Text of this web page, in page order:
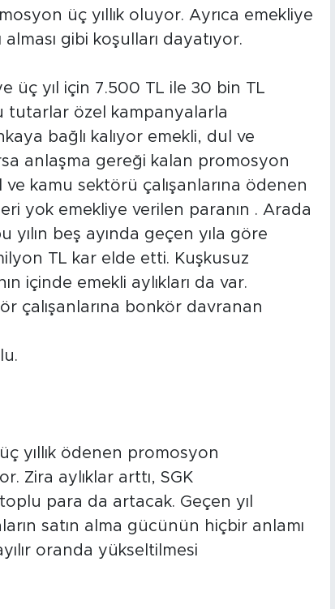
üç yıllık oluyor. Ayrıca emekliye
gibi koşulları dayatıyor.
üç yıl için 7.500 TL ile 30 bin TL
tutarlar özel kampanyalarla
bağlı kalıyor emekli, dul ve
anlaşma gereği kalan promosyon
kamu sektörü çalışanlarına ödenen
yok emekliye verilen paranın . Arada
beş ayında geçen yıla göre
TL kar elde etti. Kuşkusuz
içinde emekli aylıkları da var.
çalışanlarına bonkör davranan
yıllık ödenen promosyon
Zira aylıklar arttı, SGK
para da artacak. Geçen yıl
satın alma gücünün hiçbir anlamı
oranda yükseltilmesi